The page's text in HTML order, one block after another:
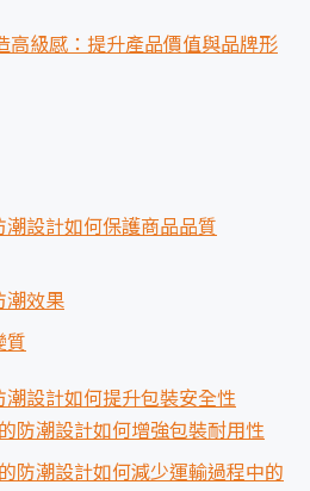
高級感：提升產品價值與品牌形
設計如何保護商品品質
潮效果
質
潮設計如何提升包裝安全性
防潮設計如何增強包裝耐用性
防潮設計如何減少運輸過程中的